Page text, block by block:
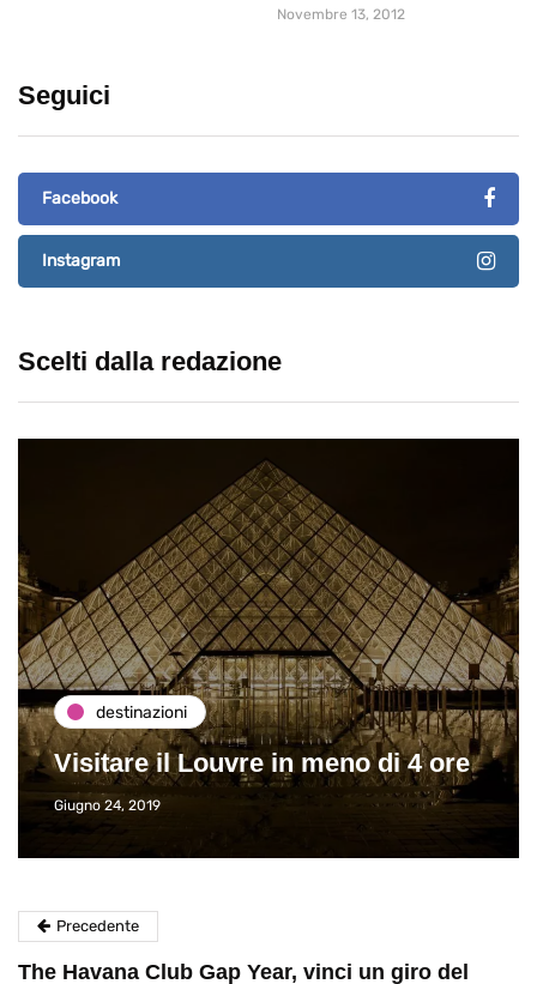
Novembre 13, 2012
Seguici
Facebook
Instagram
Scelti dalla redazione
destinazioni
Visitare il Louvre in meno di 4 ore
Giugno 24, 2019
Precedente
The Havana Club Gap Year, vinci un giro del